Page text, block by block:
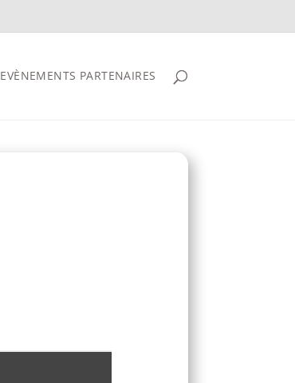
EVÈNEMENTS PARTENAIRES